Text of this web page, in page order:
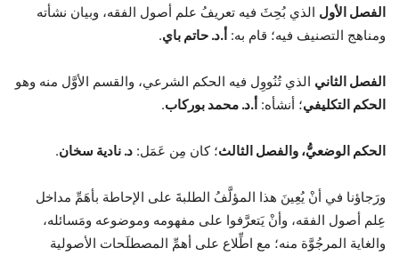
الفصل الأول الذي بُحِثَ فيه تعريفُ علم أصول الفقه، وبيان نشأته
ومناهج التصنيف فيه؛ قام به: أ.د. حاتم باي.
الفصل الثاني الذي تُنُووِل فيه الحكم الشرعي، والقسم الأوَّل منه وهو
الحكم التكليفي؛ أنشأه: أ.د. محمد بوركاب.
الحكم الوضعيُّ، والفصل الثالث؛ كان مِن عَمَل: د. نادية سخان.
ورَجاؤنا في أنْ يُعِينَ هذا المؤلَّفُ الطلبةَ على الإحاطة بأهَمِّ مداخل
عِلم أصول الفقه، وأنْ يَتعرَّفوا على مفهومه وموضوعه ومَسائله،
والغاية المرجُوَّة منه؛ مع اطِّلاع على أهمِّ المصطلَحات الأصولية